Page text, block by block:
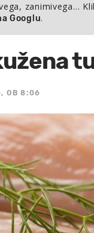
zanimivega…
Googlu.
OB 8:06